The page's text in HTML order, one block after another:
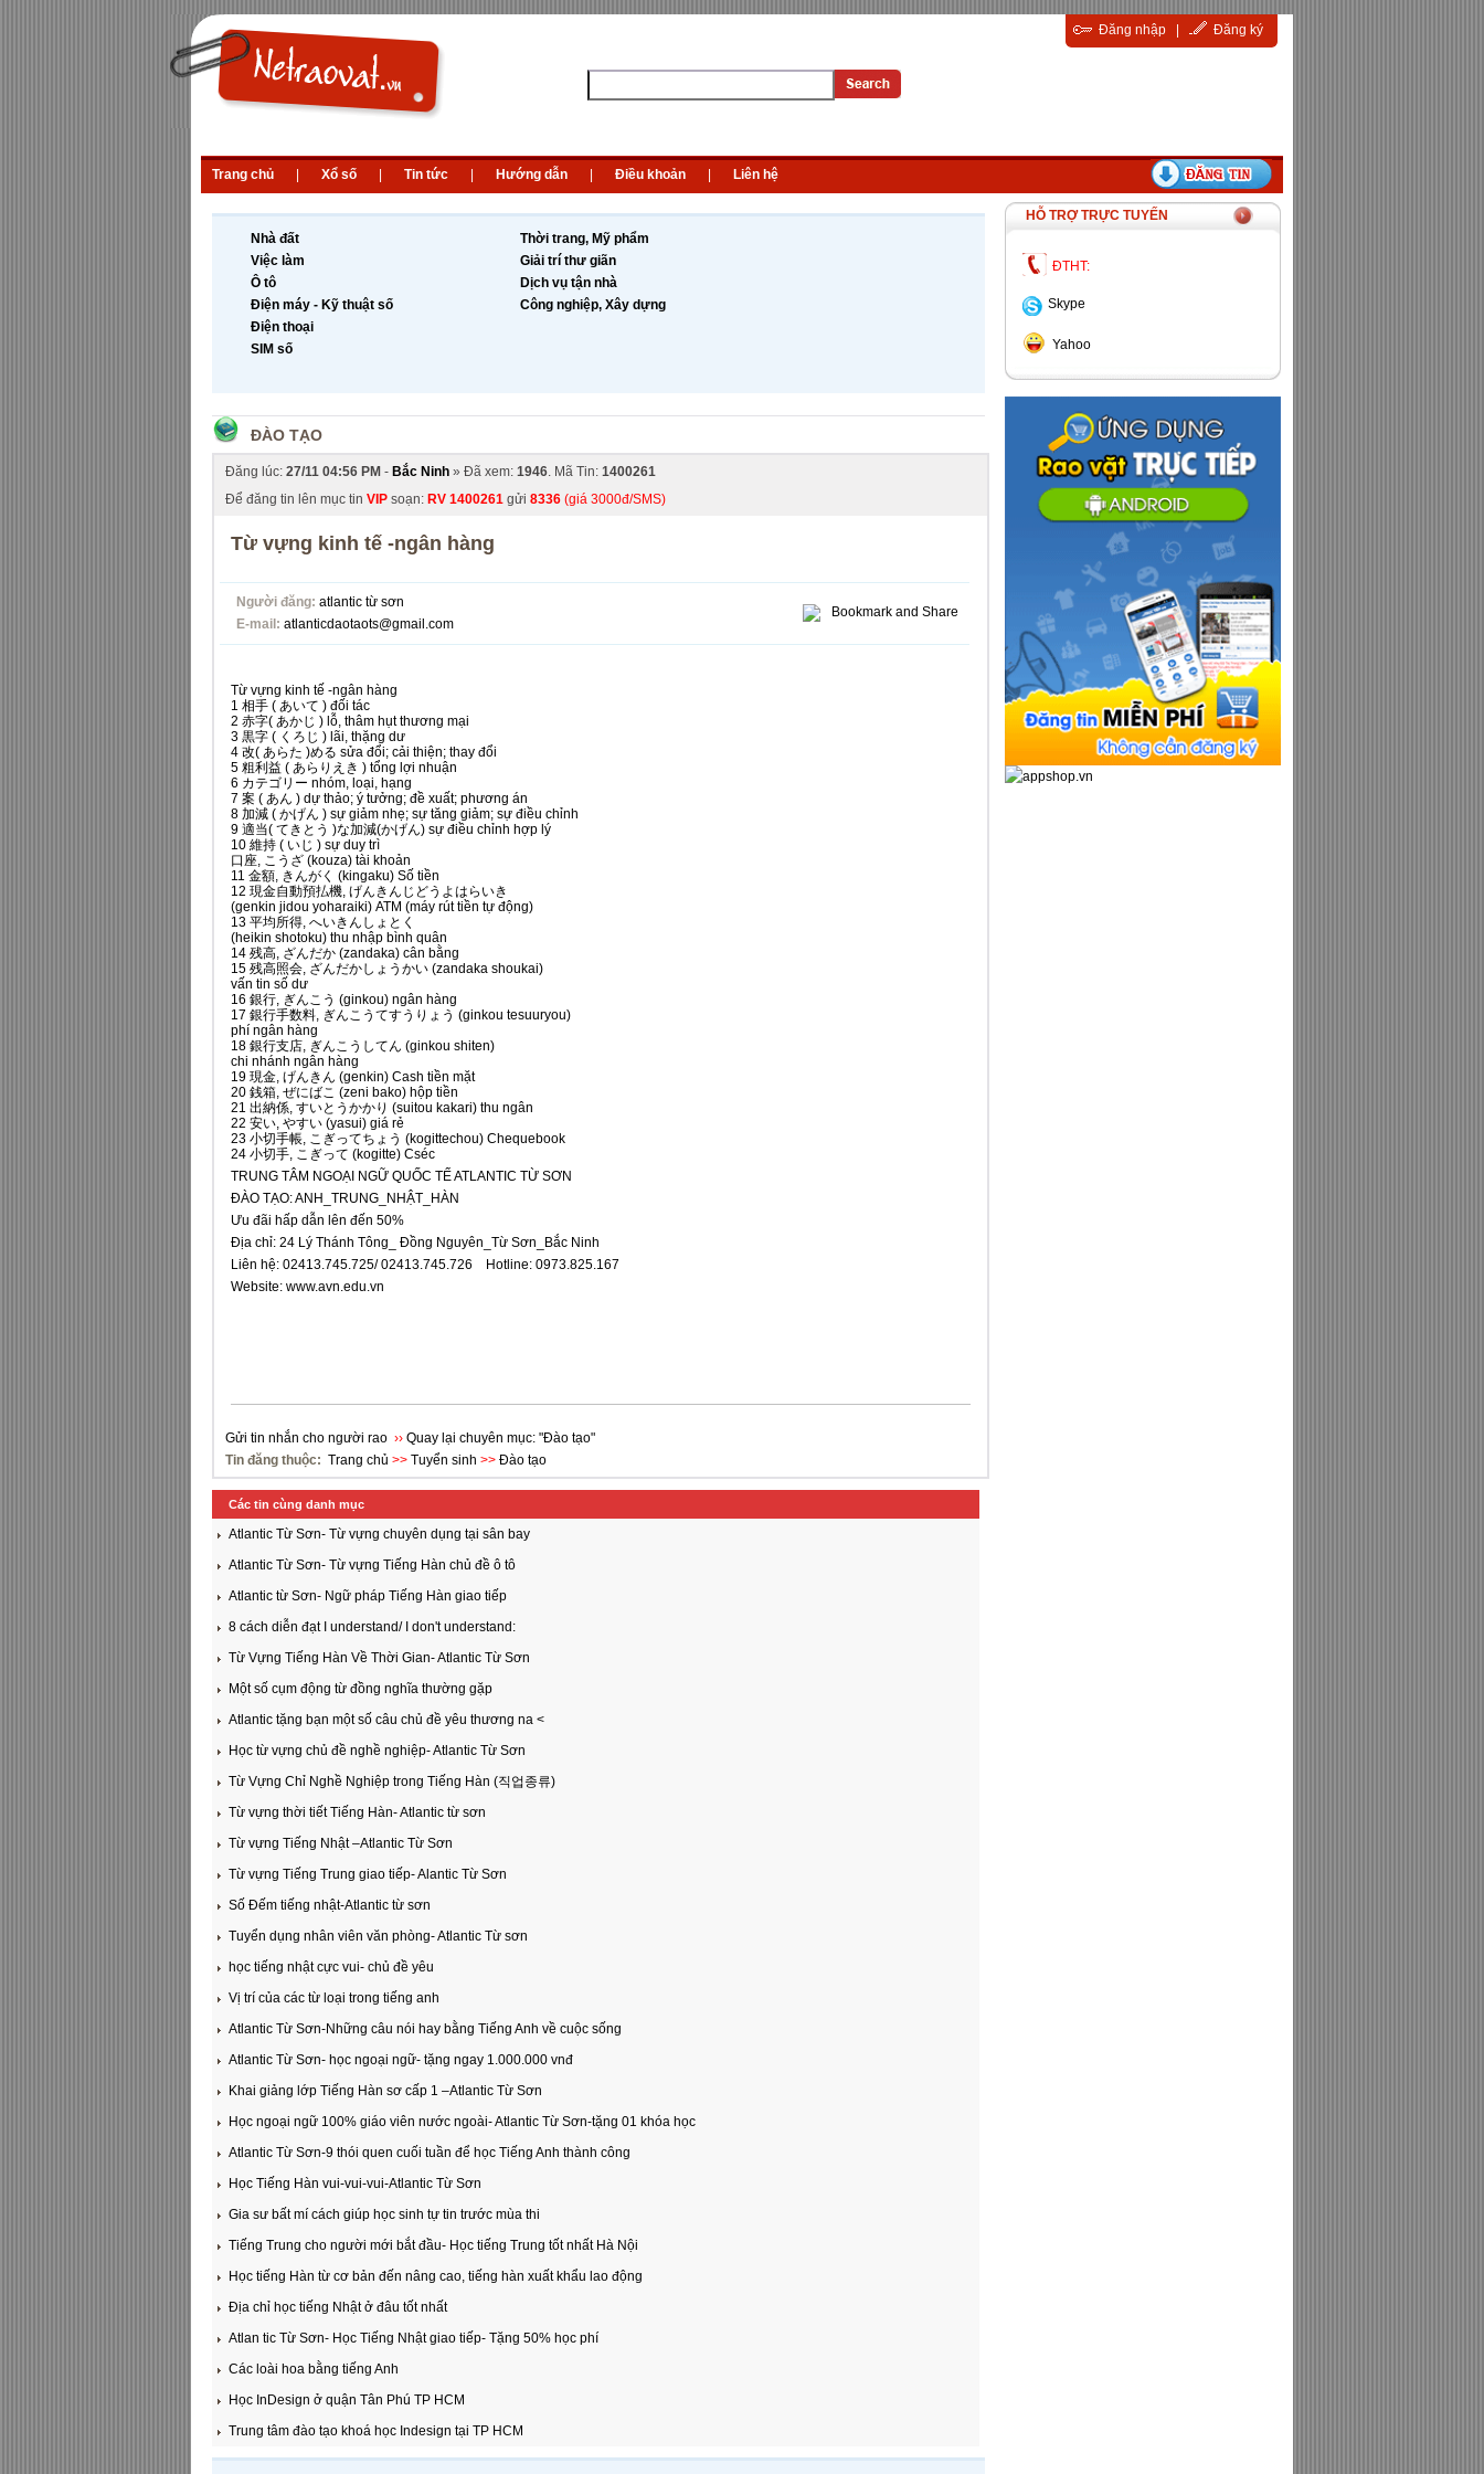
Đăng nhập Đăng ký
Trang chủ Xổ số Tin tức Hướng dẫn Điều khoản Liên hệ
Nhà đất
Việc làm
Ô tô
Điện máy - Kỹ thuật số
Điện thoại
SIM số
Thời trang, Mỹ phẩm
Giải trí thư giãn
Dịch vụ tận nhà
Công nghiệp, Xây dựng
ĐÀO TẠO
Đăng lúc: 27/11 04:56 PM - Bắc Ninh » Đã xem: 1946. Mã Tin: 1400261
Để đăng tin lên mục tin VIP soạn: RV 1400261 gửi 8336 (giá 3000đ/SMS)
​Từ vựng kinh tế -ngân hàng
Người đăng: atlantic từ sơn
E-mail: atlanticdaotaots@gmail.com
Từ vựng kinh tế -ngân hàng
1 相手 ( あいて ) đối tác
2 赤字( あかじ ) lỗ, thâm hụt thương mại
3 黒字 ( くろじ ) lãi, thặng dư
4 改( あらた )める sửa đổi; cải thiện; thay đổi
5 粗利益 ( あらりえき ) tổng lợi nhuận
6 カテゴリー nhóm, loại, hạng
7 案 ( あん ) dự thảo; ý tưởng; đề xuất; phương án
8 加減 ( かげん ) sự giảm nhẹ; sự tăng giảm; sự điều chỉnh
9 適当( てきとう )な加減(かげん) sự điều chỉnh hợp lý
10 維持 ( いじ ) sự duy trì
口座, こうざ (kouza) tài khoản
11 金額, きんがく (kingaku) Số tiền
12 現金自動預払機, げんきんじどうよはらいき
(genkin jidou yoharaiki) ATM (máy rút tiền tự động)
13 平均所得, へいきんしょとく
(heikin shotoku) thu nhập bình quân
14 残高, ざんだか (zandaka) cân bằng
15 残高照会, ざんだかしょうかい (zandaka shoukai)
vấn tin số dư
16 銀行, ぎんこう (ginkou) ngân hàng
17 銀行手数料, ぎんこうてすうりょう (ginkou tesuuryou)
phí ngân hàng
18 銀行支店, ぎんこうしてん (ginkou shiten)
chi nhánh ngân hàng
19 現金, げんきん (genkin) Cash tiền mặt
20 銭箱, ぜにばこ (zeni bako) hộp tiền
21 出納係, すいとうかかり (suitou kakari) thu ngân
22 安い, やすい (yasui) giá rẻ
23 小切手帳, こぎってちょう (kogittechou) Chequebook
24 小切手, こぎって (kogitte) Cséc
TRUNG TÂM NGOẠI NGỮ QUỐC TẾ ATLANTIC TỪ SƠN
ĐÀO TẠO: ANH_TRUNG_NHẬT_HÀN
Ưu đãi hấp dẫn lên đến 50%
Địa chỉ: 24 Lý Thánh Tông_ Đồng Nguyên_Từ Sơn_Bắc Ninh
Liên hệ: 02413.745.725/ 02413.745.726 Hotline: 0973.825.167
Website: www.avn.edu.vn
Gửi tin nhắn cho người rao ›› Quay lại chuyên mục: "Đào tạo"
Tin đăng thuộc: Trang chủ >> Tuyển sinh >> Đào tạo
Các tin cùng danh mục
Atlantic Từ Sơn- Từ vựng chuyên dụng tại sân bay
Atlantic Từ Sơn- Từ vựng Tiếng Hàn chủ đề ô tô
Atlantic từ Sơn- Ngữ pháp Tiếng Hàn giao tiếp
8 cách diễn đạt I understand/ I don't understand:
Từ Vựng Tiếng Hàn Về Thời Gian- Atlantic Từ Sơn
Một số cụm động từ đồng nghĩa thường gặp
Atlantic tặng bạn một số câu chủ đề yêu thương na <
Học từ vựng chủ đề nghề nghiệp- Atlantic Từ Sơn
Từ Vựng Chỉ Nghề Nghiệp trong Tiếng Hàn (직업종류)
Từ vựng thời tiết Tiếng Hàn- Atlantic từ sơn
Từ vựng Tiếng Nhật –Atlantic Từ Sơn
Từ vựng Tiếng Trung giao tiếp- Alantic Từ Sơn
Số Đếm tiếng nhật-Atlantic từ sơn
Tuyển dụng nhân viên văn phòng- Atlantic Từ sơn
học tiếng nhật cực vui- chủ đề yêu
​Vị trí của các từ loại trong tiếng anh
Atlantic Từ Sơn-Những câu nói hay bằng Tiếng Anh về cuộc sống
Atlantic Từ Sơn- học ngoại ngữ- tặng ngay 1.000.000 vnđ
Khai giảng lớp Tiếng Hàn sơ cấp 1 –Atlantic Từ Sơn
Học ngoại ngữ 100% giáo viên nước ngoài- Atlantic Từ Sơn-tặng 01 khóa học
Atlantic Từ Sơn-9 thói quen cuối tuần để học Tiếng Anh thành công
Học Tiếng Hàn vui-vui-vui-Atlantic Từ Sơn
Gia sư bất mí cách giúp học sinh tự tin trước mùa thi
Tiếng Trung cho người mới bắt đầu- Học tiếng Trung tốt nhất Hà Nội
Học tiếng Hàn từ cơ bản đến nâng cao, tiếng hàn xuất khẩu lao động
Địa chỉ học tiếng Nhật ở đâu tốt nhất
Atlan tic Từ Sơn- Học Tiếng Nhật giao tiếp- Tặng 50% học phí
Các loài hoa bằng tiếng Anh
Học InDesign ở quận Tân Phú TP HCM
Trung tâm đào tạo khoá học Indesign tại TP HCM
HỖ TRỢ TRỰC TUYẾN
ĐTHT:
Skype
Yahoo